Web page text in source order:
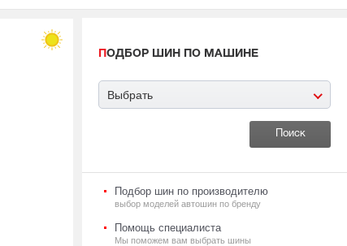
ПОДБОР ШИН ПО МАШИНЕ
Выбрать
Подбор шин по производителю
выбор моделей автошин по бренду
Помощь специалиста
Мы поможем вам выбрать шины